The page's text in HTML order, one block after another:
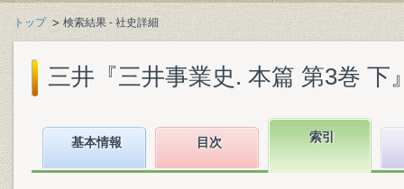
トップ 検索結果 - 社史詳細
三井『三井事業史. 本篇 第3巻 下
基本情報 目次 索引